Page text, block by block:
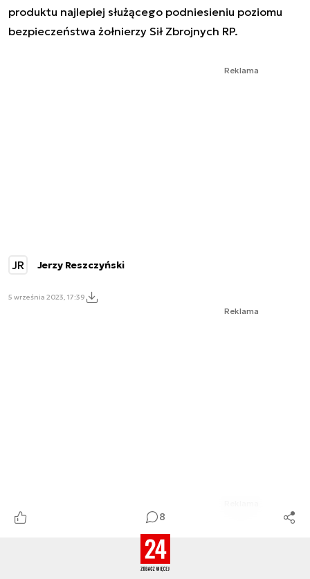
8
produktu najlepiej służącego podniesieniu poziomu
bezpieczeństwa żołnierzy Sił Zbrojnych RP.
Reklama
JR Jerzy Reszczyński
5 września 2023, 17:39
Reklama